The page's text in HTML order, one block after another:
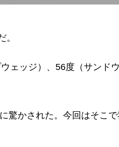
ェッジ）、56度（サンド
驚かされた。今回はそこ